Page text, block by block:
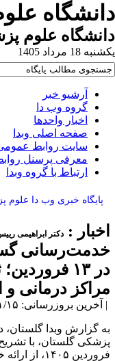
علوم
18 مرداد 1405
آرشیو خبر
گروه وب دا
اخبار واحدها
صفحه اصلی وبدا
سایت روابط عمومی و
معرفی پرسنل روابط
ارتباط با گروه وبدا
پایگاه خبری وب دا علوم
: دکتر ابراهیمی
درمانی و انجام ۴۵۳
بروزرسانی: ۱۴۰۵/۱/۱۵ |
گزارش وبدا گلستان،
فروردین